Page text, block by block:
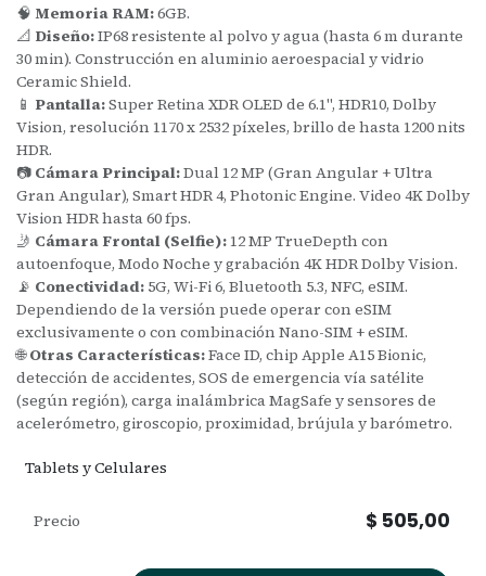
🧠 Memoria RAM:6GB.
📐 Diseño:IP68 resistente al polvo y agua (hasta 6 m durante
30 min). Construcción en aluminio aeroespacial y vidrio
Ceramic Shield.
📱 Pantalla:Super Retina XDR OLED de 6.1", HDR10, Dolby
Vision, resolución 1170 x 2532 píxeles, brillo de hasta 1200 nits
HDR.
📷 Cámara Principal:Dual 12 MP (Gran Angular + Ultra
Gran Angular), Smart HDR 4, Photonic Engine. Video 4K Dolby
Vision HDR hasta 60 fps.
🤳 Cámara Frontal (Selfie): 12 MP TrueDepth con
autoenfoque, Modo Noche y grabación 4K HDR Dolby Vision.
📡 Conectividad: 5G, Wi-Fi 6, Bluetooth 5.3, NFC, eSIM.
Dependiendo de la versión puede operar con eSIM
exclusivamente o con combinación Nano-SIM + eSIM.
🌐Otras Características:Face ID, chip Apple A15 Bionic,
detección de accidentes, SOS de emergencia vía satélite
(según región), carga inalámbrica MagSafe y sensores de
acelerómetro, giroscopio, proximidad, brújula y barómetro.
Tablets y Celulares
Precio $ 505,00